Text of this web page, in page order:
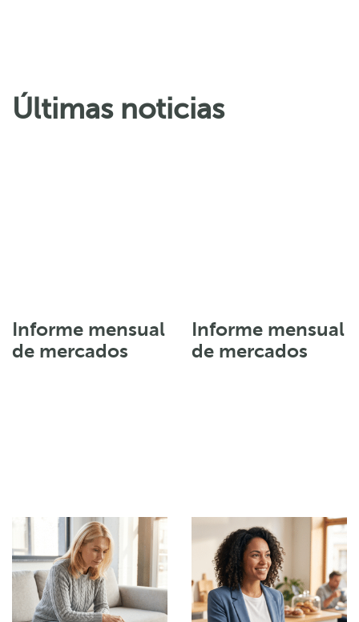
Últimas noticias
Informe mensual
de mercados
Informe mensual
de mercados